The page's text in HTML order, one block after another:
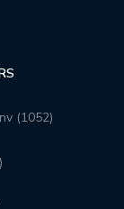
(1052)